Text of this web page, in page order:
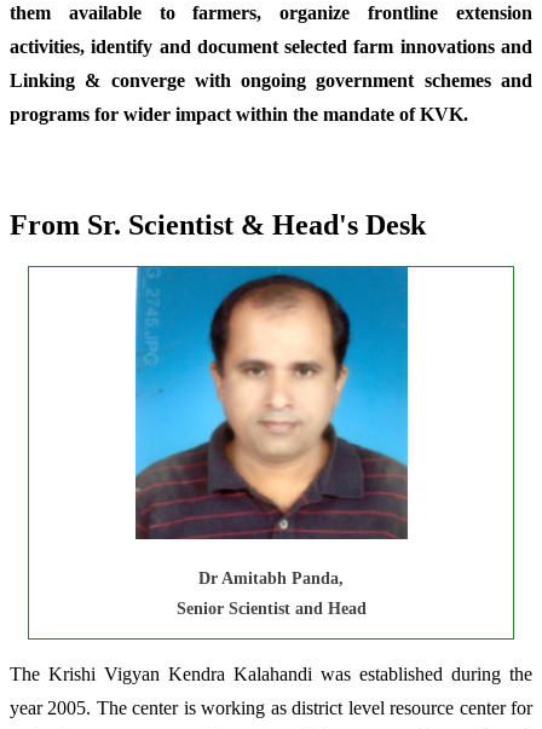
them available to farmers, organize frontline extension
activities, identify and document selected farm innovations and
Linking & converge with ongoing government schemes and
programs for wider impact within the mandate of KVK.
From Sr. Scientist & Head's Desk
Dr Amitabh Panda,
Senior Scientist and Head
The Krishi Vigyan Kendra Kalahandi was established during the
year 2005. The center is working as district level resource center for